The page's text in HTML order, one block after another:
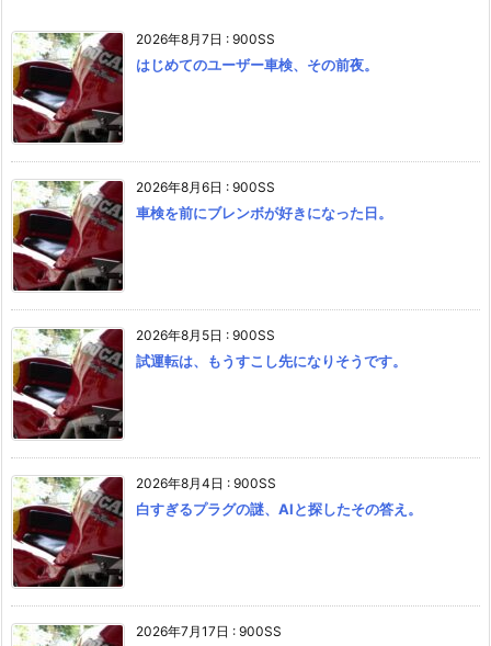
2026年8月7日 : 900SS
はじめてのユーザー車検、その前夜。
2026年8月6日 : 900SS
車検を前にブレンボが好きになった日。
2026年8月5日 : 900SS
試運転は、もうすこし先になりそうです。
2026年8月4日 : 900SS
白すぎるプラグの謎、AIと探したその答え。
2026年7月17日 : 900SS